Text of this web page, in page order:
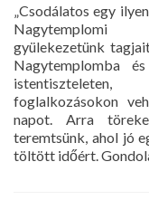
„Csodálatos egy
Nagytemplomi
gyülekezetünk
Nagytemplomba
istentiszteleten,
foglalkozásokon
napot. Arra
teremtsünk, ahol jó
töltött időért.